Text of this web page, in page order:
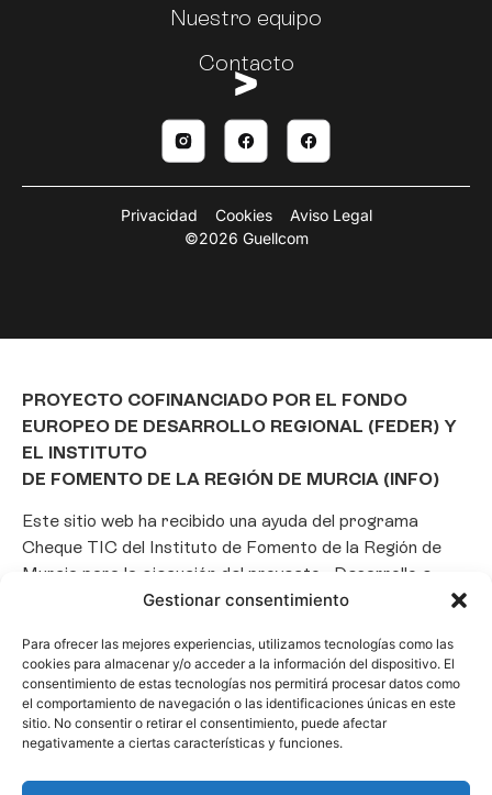
Gestionar consentimiento
Para ofrecer las mejores experiencias, utilizamos tecnologías como las
cookies para almacenar y/o acceder a la información del dispositivo. El
consentimiento de estas tecnologías nos permitirá procesar datos como
el comportamiento de navegación o las identificaciones únicas en este
sitio. No consentir o retirar el consentimiento, puede afectar
negativamente a ciertas características y funciones.
Nuestro equipo
Contacto
©2026 Guellcom
Privacidad Cookies Aviso Legal
PROYECTO COFINANCIADO POR EL FONDO
EUROPEO DE DESARROLLO REGIONAL (FEDER) Y
EL INSTITUTO
DE FOMENTO DE LA REGIÓN DE MURCIA (INFO)
Este sitio web ha recibido una ayuda del programa
Cheque TIC del Instituto de Fomento de la Región de
Murcia para la ejecución del proyecto «Desarrollo e
implantación de un Chatbot de Inteligencia Artificial
promover la transformación digital, la automatización
de consultas y la optimización de la gestión de clientes
en el ámbito empresarial.